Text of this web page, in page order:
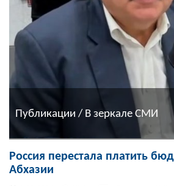
Публикации / В зеркале СМИ
Россия перестала платить
Абхазии